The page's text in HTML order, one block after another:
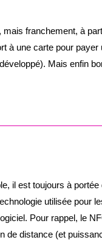
franchement, à
à une carte pour
Mais enfin
il est toujours à
utilisée pour
Pour rappel, le
de distance (et